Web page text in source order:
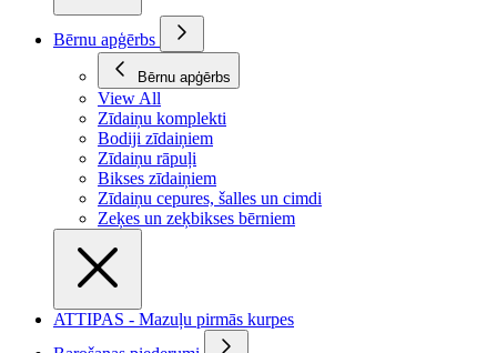
Bērnu apģērbs
Bērnu apģērbs
View All
Zīdaiņu komplekti
Bodiji zīdaiņiem
Zīdaiņu rāpuļi
Bikses zīdaiņiem
Zīdaiņu cepures, šalles un cimdi
Zeķes un zeķbikses bērniem
ATTIPAS - Mazuļu pirmās kurpes